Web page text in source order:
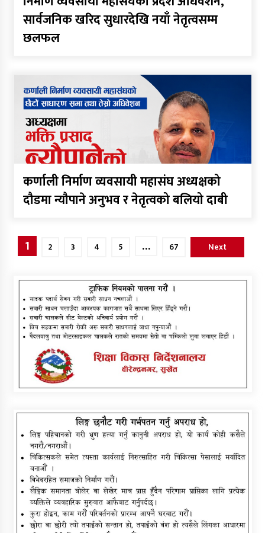
सार्वजनिक खरिद सुधारदेखि नयाँ नेतृत्वसम्म
छलफल
कर्णाली निर्माण व्यवसायी महासंघ अध्यक्षको
दौडमा न्यौपाने अनुभव र नेतृत्वको बलियो दाबी
Posts
pagination
1 2 3 4 5 … 67 Next